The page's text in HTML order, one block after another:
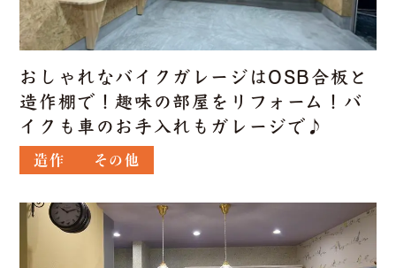
おしゃれなバイクガレージはOSB合板と
造作棚で！趣味の部屋をリフォーム！バ
イクも車のお手入れもガレージで♪
造作 その他